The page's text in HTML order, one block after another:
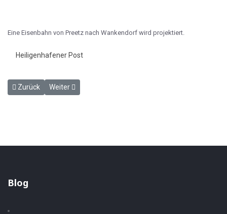
Eine Eisenbahn von Preetz nach Wankendorf wird projektiert.
Heiligenhafener Post
Vorheriger Beitrag: Eisenbahn-Fahrplan - HP 15.6.1898
Zurück Nächster Beitrag: Eisenbahn-Fahrplan - HP 10.8.1898
Weiter
Blog